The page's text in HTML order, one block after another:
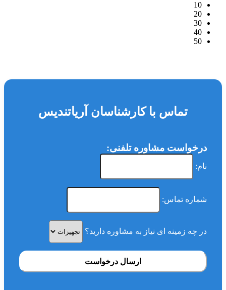
10
20
30
40
50
تماس با کارشناسان آریاتندیس
درخواست مشاوره تلفنی:
نام:
شماره تماس:
در چه زمینه ای نیاز به مشاوره دارید؟
ارسال درخواست